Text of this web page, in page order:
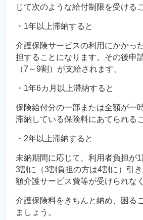
じて次のような給付制限を受ける
・1年以上滞納すると
介護保険サービスの利用にかかっ
担することになります。その後申
（7～9割）が支給されます。
・1年6カ月以上滞納すると
保険給付分の一部または全額が一
滞納している保険料にあてられる
・2年以上滞納すると
未納期間に応じて、利用者負担が
3割に（3割負担の方は4割に）引
額介護サービス費等が受けられな
介護保険料をきちんと納め、困る
ましょう。